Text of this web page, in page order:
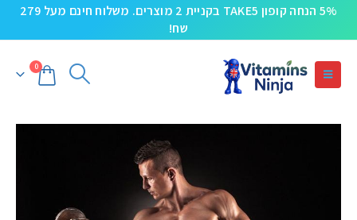
5% הנחה קופון TAKE5 בקניית 2 מוצרים. משלוח חינם מעל 279
שח!
0